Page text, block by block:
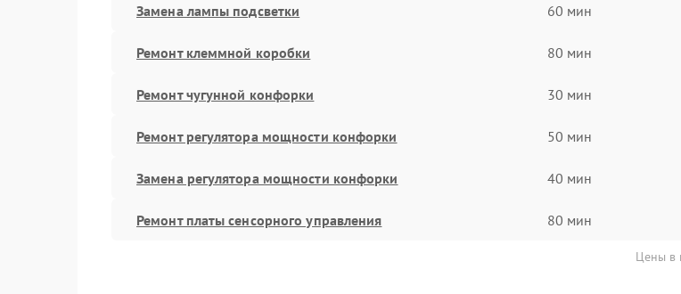
Замена лампы подсветки 60 мин
Ремонт клеммной коробки 80 мин
Ремонт чугунной конфорки 30 мин
Ремонт регулятора мощности конфорки 50 мин
Замена регулятора мощности конфорки 40 мин
Ремонт платы сенсорного управления 80 мин
Цены в